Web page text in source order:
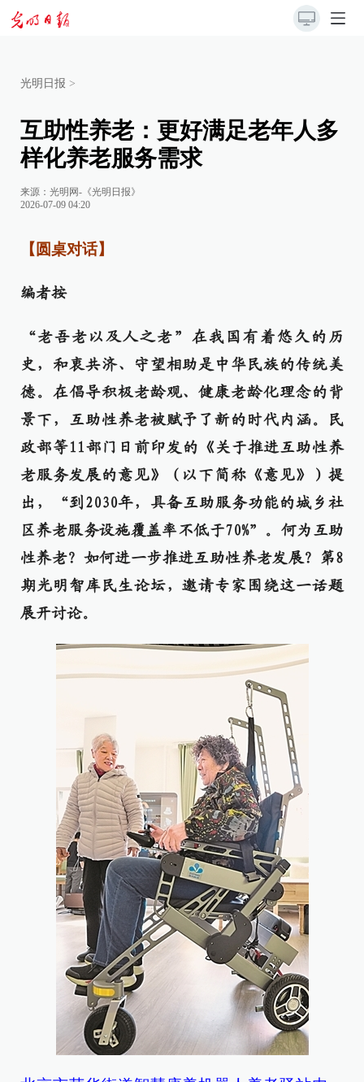
光明日报 >
互助性养老：更好满足老年人多
样化养老服务需求
来源： 光明网-《光明日报》
2026-07-09 04:20
【圆桌对话】
编者按
“老吾老以及人之老”在我国有着悠久的历
史，和衷共济、守望相助是中华民族的传统美
德。在倡导积极老龄观、健康老龄化理念的背
景下，互助性养老被赋予了新的时代内涵。民
政部等11部门日前印发的《关于推进互助性养
老服务发展的意见》（以下简称《意见》）提
出，“到2030年，具备互助服务功能的城乡社
区养老服务设施覆盖率不低于70%”。何为互助
性养老？如何进一步推进互助性养老发展？第8
期光明智库民生论坛，邀请专家围绕这一话题
展开讨论。